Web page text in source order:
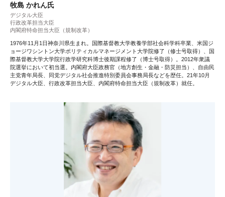
牧島 かれん氏
デジタル大臣
行政改革担当大臣
内閣府特命担当大臣（規制改革）
1976年11月1日神奈川県生まれ。国際基督教大学教養学部社会科学科卒業、米国ジ
ョージワシントン大学ポリティカルマネージメント大学院修了（修士号取得）、国
際基督教大学大学院行政学研究科博士後期課程修了（博士号取得）。2012年衆議
院選挙において初当選。内閣府大臣政務官（地方創生・金融・防災担当）、自由民
主党青年局長、同党デジタル社会推進特別委員会事務局長などを歴任。21年10月
デジタル大臣、行政改革担当大臣、内閣府特命担当大臣（規制改革）就任。